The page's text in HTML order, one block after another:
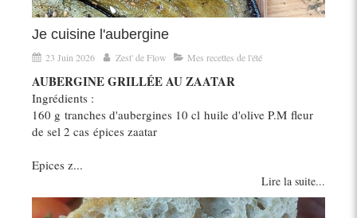
Je cuisine l'aubergine
23 Juin 2026 Zest' de Flow Mes recettes de l'été
AUBERGINE GRILLÉE AU ZAATAR
Ingrédients :
160 g tranches d'aubergines 10 cl huile d'olive P.M fleur
de sel 2 cas épices zaatar
Epices z...
Lire la suite...